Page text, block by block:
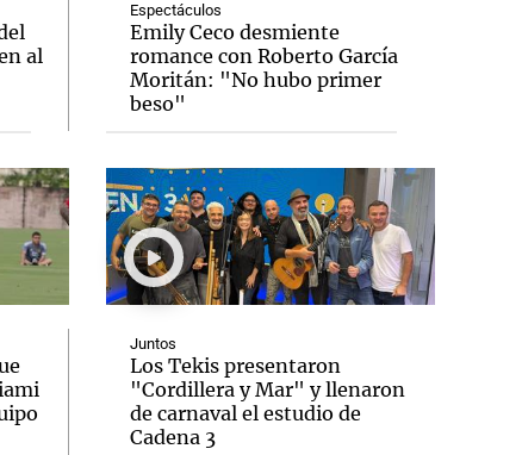
al
Espectáculos
Emily Ceco desmiente
romance con Roberto García
Moritán: "No hubo primer
beso"
Juntos
Los Tekis presentaron
"Cordillera y Mar" y llenaron
de carnaval el estudio de
Cadena 3
Notas